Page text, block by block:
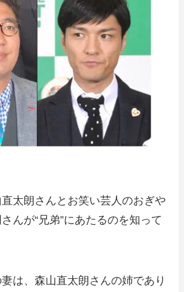
太朗さんとお笑い芸人のおぎや
んが“兄弟”にあたるのを知って
は、森山直太朗さんの姉であり